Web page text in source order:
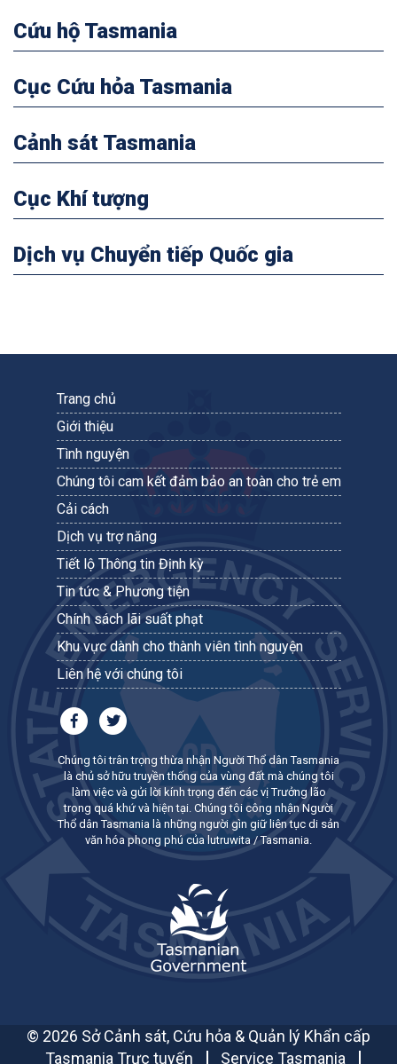
Cứu hộ Tasmania
Cục Cứu hỏa Tasmania
Cảnh sát Tasmania
Cục Khí tượng
Dịch vụ Chuyển tiếp Quốc gia
Trang chủ
Giới thiệu
Tình nguyện
Chúng tôi cam kết đảm bảo an toàn cho trẻ em
Cải cách
Dịch vụ trợ năng
Tiết lộ Thông tin Định kỳ
Tin tức & Phương tiện
Chính sách lãi suất phạt
Khu vực dành cho thành viên tình nguyện
Liên hệ với chúng tôi
Chúng tôi trân trọng thừa nhận Người Thổ dân Tasmania
là chủ sở hữu truyền thống của vùng đất mà chúng tôi
làm việc và gửi lời kính trọng đến các vị Trưởng lão
trong quá khứ và hiện tại. Chúng tôi công nhận Người
Thổ dân Tasmania là những người gìn giữ liên tục di sản
văn hóa phong phú của lutruwita / Tasmania.
© 2026 Sở Cảnh sát, Cứu hỏa & Quản lý Khẩn cấp
Tasmania Trực tuyến
Service Tasmania